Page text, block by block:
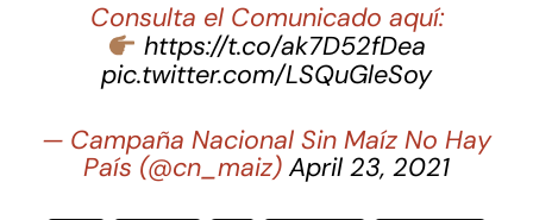
Consulta el Comunicado aquí:
https://t.co/ak7D52fDea
pic.twitter.com/LSQuGleSoy
— Campaña Nacional Sin Maíz No Hay
País (@cn_maiz) April 23, 2021